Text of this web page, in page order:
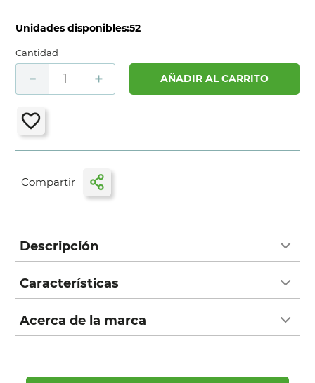
Unidades disponibles:52
Cantidad
＋
－ AÑADIR AL CARRITO
Descripción
Características
Acerca de la marca